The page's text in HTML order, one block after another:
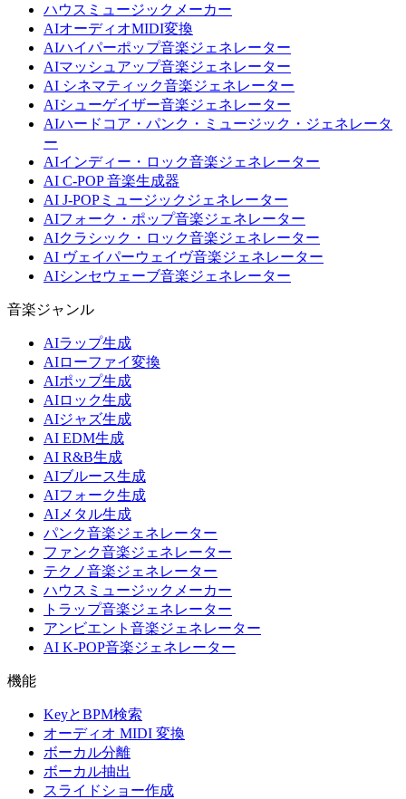
ハウスミュージックメーカー
AIオーディオMIDI変換
AIハイパーポップ音楽ジェネレーター
AIマッシュアップ音楽ジェネレーター
AI シネマティック音楽ジェネレーター
AIシューゲイザー音楽ジェネレーター
AIハードコア・パンク・ミュージック・ジェネレータ
ー
AIインディー・ロック音楽ジェネレーター
AI C-POP 音楽生成器
AI J-POPミュージックジェネレーター
AIフォーク・ポップ音楽ジェネレーター
AIクラシック・ロック音楽ジェネレーター
AI ヴェイパーウェイヴ音楽ジェネレーター
AIシンセウェーブ音楽ジェネレーター
音楽ジャンル
AIラップ生成
AIローファイ変換
AIポップ生成
AIロック生成
AIジャズ生成
AI EDM生成
AI R&B生成
AIブルース生成
AIフォーク生成
AIメタル生成
パンク音楽ジェネレーター
ファンク音楽ジェネレーター
テクノ音楽ジェネレーター
ハウスミュージックメーカー
トラップ音楽ジェネレーター
アンビエント音楽ジェネレーター
AI K-POP音楽ジェネレーター
機能
KeyとBPM検索
オーディオ MIDI 変換
ボーカル分離
ボーカル抽出
スライドショー作成